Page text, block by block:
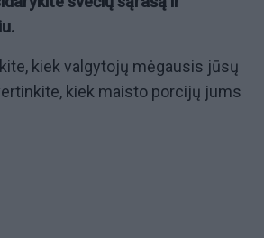
kiek valgytojų mėgausis jūsų
kiek maisto porcijų jums